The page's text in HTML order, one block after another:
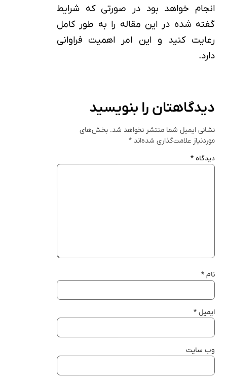
انجام خواهد بود در صورتی که شرایط
گفته شده در این مقاله را به طور کامل
رعایت کنید و این امر اهمیت فراوانی
دارد.
دیدگاهتان را بنویسید
نشانی ایمیل شما منتشر نخواهد شد. بخش‌های
موردنیاز علامت‌گذاری شده‌اند *
دیدگاه *
نام *
ایمیل *
وب‌ سایت